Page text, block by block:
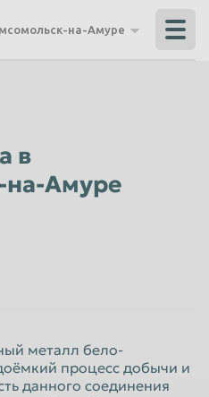
Ижевск
Йошкар-Ола
Кострома
Краснодар
на-Амуре
в
на-Амуре
металл бело-
процесс добычи и
данного соединения